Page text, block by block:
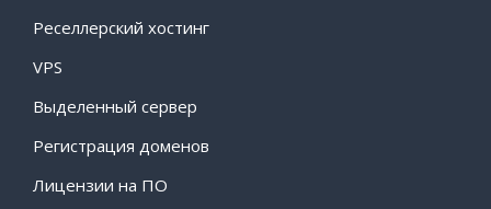
Реселлерский хостинг
VPS
Выделенный сервер
Регистрация доменов
Лицензии на ПО